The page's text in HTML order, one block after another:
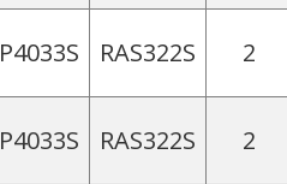
P4033S RAS322S 2
P4033S RAS322S 2